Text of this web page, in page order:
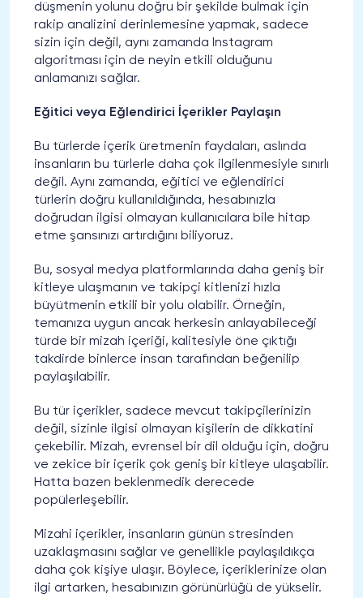
düşmenin yolunu doğru bir şekilde bulmak için
rakip analizini derinlemesine yapmak, sadece
sizin için değil, aynı zamanda Instagram
algoritması için de neyin etkili olduğunu
anlamanızı sağlar.
Eğitici veya Eğlendirici İçerikler Paylaşın
Bu türlerde içerik üretmenin faydaları, aslında
insanların bu türlerle daha çok ilgilenmesiyle sınırlı
değil. Aynı zamanda, eğitici ve eğlendirici
türlerin doğru kullanıldığında, hesabınızla
doğrudan ilgisi olmayan kullanıcılara bile hitap
etme şansınızı artırdığını biliyoruz.
Bu, sosyal medya platformlarında daha geniş bir
kitleye ulaşmanın ve takipçi kitlenizi hızla
büyütmenin etkili bir yolu olabilir. Örneğin,
temanıza uygun ancak herkesin anlayabileceği
türde bir mizah içeriği, kalitesiyle öne çıktığı
takdirde binlerce insan tarafından beğenilip
paylaşılabilir.
Bu tür içerikler, sadece mevcut takipçilerinizin
değil, sizinle ilgisi olmayan kişilerin de dikkatini
çekebilir. Mizah, evrensel bir dil olduğu için, doğru
ve zekice bir içerik çok geniş bir kitleye ulaşabilir.
Hatta bazen beklenmedik derecede
popülerleşebilir.
Mizahi içerikler, insanların günün stresinden
uzaklaşmasını sağlar ve genellikle paylaşıldıkça
daha çok kişiye ulaşır. Böylece, içeriklerinize olan
ilgi artarken, hesabınızın görünürlüğü de yükselir.